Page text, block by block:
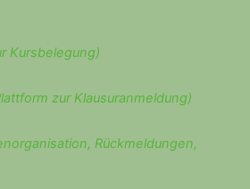
Kursbelegung)
zur Klausuranmeldung)
Rückmeldungen,